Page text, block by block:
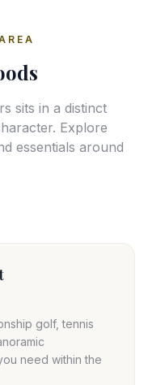
sits in a distinct
Explore
essentials around
golf, tennis
need within the